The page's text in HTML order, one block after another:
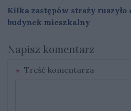
Kilka zastępów straży ruszyło
budynek mieszkalny
Napisz komentarz
Treść komentarza